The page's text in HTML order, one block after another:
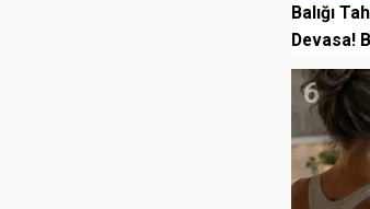
Balığı
Devasa!
6